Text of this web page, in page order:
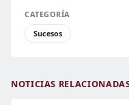
CATEGORÍA
Sucesos
NOTICIAS